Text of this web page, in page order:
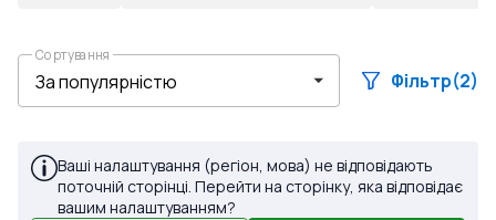
Сортування
Фільтр(2)
Ваші налаштування (регіон, мова) не відповідають
поточній сторінці. Перейти на сторінку, яка відповідає
вашим налаштуванням?